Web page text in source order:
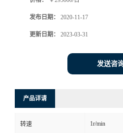
发布日期： 2020-11-17
更新日期： 2023-03-31
发送咨
产品详请
转速 1r/min